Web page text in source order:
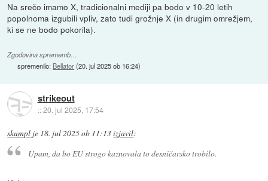
Na srečo imamo X, tradicionalni mediji pa bodo v 10-20 letih
popolnoma izgubili vpliv, zato tudi grožnje X (in drugim omrežjem,
ki se ne bodo pokorila).
Zgodovina sprememb…
spremenilo: Bellator(20. jul 2025 ob 16:24)
strikeout
::20. jul 2025, 17:54
skumpl je 18. jul 2025 ob 11:13izjavil:
Upam, da bo EU strogo kaznovala to desničarsko trobilo.